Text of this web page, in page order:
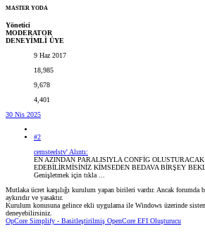
MASTER YODA
Yönetici
MODERATOR
DENEYİMLİ ÜYE
9 Haz 2017
18,985
9,678
4,401
30 Nis 2025
#2
cemsteelstv' Alıntı:
EN AZINDAN PARALISIYLA CONFİG
EDEBİLİRMİSİNİZ KİMSEDEN BEDAVA BİRŞEY
Genişletmek için tıkla ...
Mutlaka ücret karşılığı kurulum yapan birileri vardır. Ancak forumda
aykırıdır ve yasaktır.
Kurulum konusuna gelince ekli uygulama ile Windows üzerinde
deneyebilirsiniz.
OpCore Simplify - Basitleştirilmiş OpenCore EFI Oluşturucu